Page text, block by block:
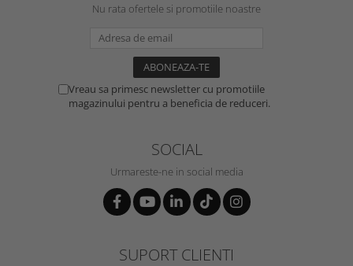
Nu rata ofertele si promotiile noastre
Vreau sa primesc newsletter cu promotiile
magazinului pentru a beneficia de reduceri.
SOCIAL
Urmareste-ne in social media
SUPORT CLIENTI